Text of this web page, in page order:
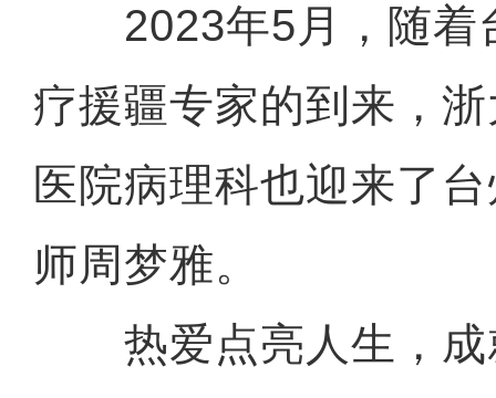
2023年5月，随着
疗援疆专家的到来，
医院病理科也迎来了
师周梦雅。
热爱点亮人生，成